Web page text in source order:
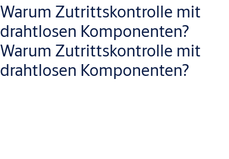
Warum Zutrittskontrolle mit
drahtlosen Komponenten?
Warum Zutrittskontrolle mit
drahtlosen Komponenten?